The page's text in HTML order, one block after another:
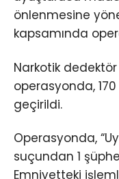
önlenmesine
kapsamında
Narkotik dedektör
operasyonda,
geçirildi.
Operasyonda,
suçundan 1
Emniyetteki